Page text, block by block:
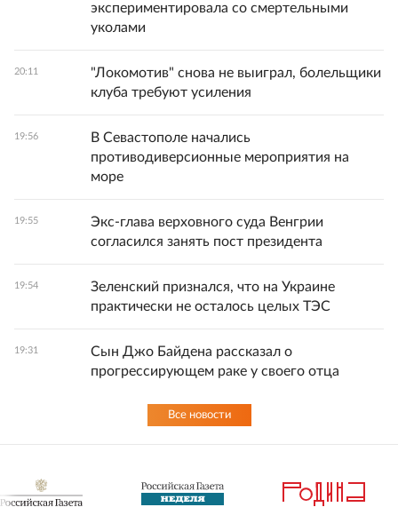
экспериментировала со смертельными
уколами
20:11
"Локомотив" снова не выиграл, болельщики
клуба требуют усиления
19:56
В Севастополе начались
противодиверсионные мероприятия на
море
19:55
Экс-глава верховного суда Венгрии
согласился занять пост президента
19:54
Зеленский признался, что на Украине
практически не осталось целых ТЭС
19:31
Сын Джо Байдена рассказал о
прогрессирующем раке у своего отца
Все новости